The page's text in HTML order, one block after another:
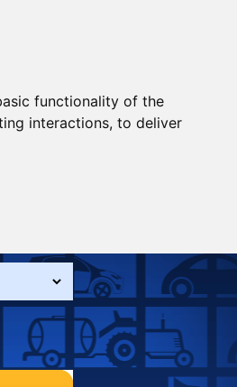
functionality of the
interactions, to deliver